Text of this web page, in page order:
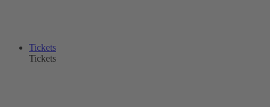
Tickets
Tickets